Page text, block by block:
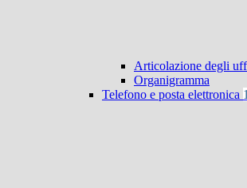
Articolazione degli
Organigramma
Telefono e posta elettronica 1